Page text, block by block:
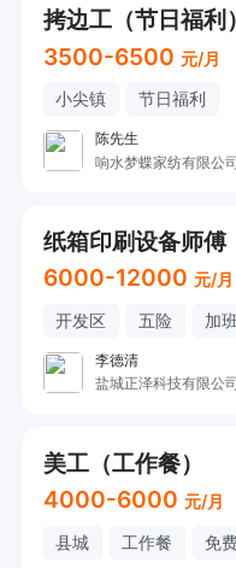
拷边工（节日福利）
3500-6500 元/月
小尖镇 节日福利
陈先生
响水梦蝶家纺有限公司
纸箱印刷设备师傅
6000-12000 元/月
开发区 五险 加
李德清
盐城正泽科技有限公司
美工（工作餐）
4000-6000 元/月
县城 工作餐 免